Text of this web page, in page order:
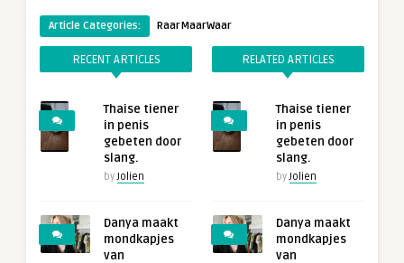
Article Categories: RaarMaarWaar
RECENT ARTICLES
Thaise tiener
in penis
gebeten door
slang.
byJolien
Danya maakt
mondkapjes
van
RELATED ARTICLES
Thaise tiener
in penis
gebeten door
slang.
byJolien
Danya maakt
mondkapjes
van